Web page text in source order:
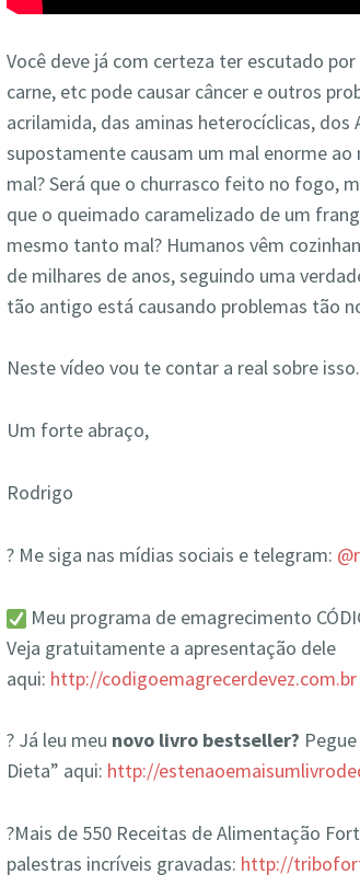
Você deve já com certeza ter escutado
carne, etc pode causar câncer e outros
acrilamida, das aminas heterocíclicas,
supostamente causam um mal enorme
mal? Será que o churrasco feito no fogo,
que o queimado caramelizado de um
mesmo tanto mal? Humanos vêm
de milhares de anos, seguindo uma
tão antigo está causando problemas tão
Neste vídeo vou te contar a real sobre isso.
Um forte abraço,
Rodrigo
? Me siga nas mídias sociais e telegram:
Meu programa de emagrecimento
Veja gratuitamente a apresentação dele
aqui: http://codigoemagrecerdevez.com.br
? Já leu meu novo livro bestseller?
Dieta” aqui: http://
?Mais de 550 Receitas de Alimentação
palestras incríveis gravadas: http://